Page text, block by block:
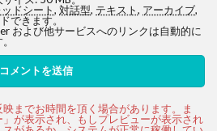
ドシート, 対話型, テキスト, アーカイブ,
できます。
および他サービスへのリンクは自動的に